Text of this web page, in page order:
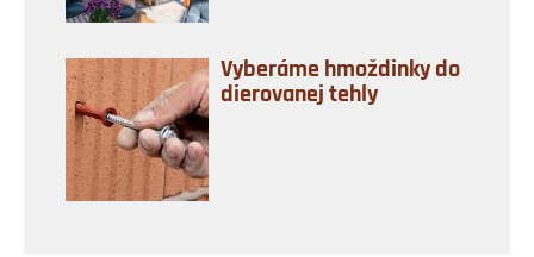
Vyberáme hmoždinky do
dierovanej tehly